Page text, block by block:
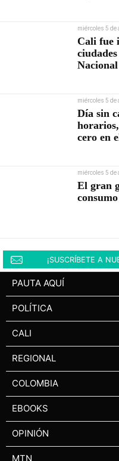
miércoles 5 de
Cali fue
miércoles 5 de
Día sin
cero en
miércoles 5 de
El gran
consumo
¡SUSCRÍBETE A
PAUTA AQUÍ
POLÍTICA
CALI
REGIONAL
COLOMBIA
EBOOKS
OPINIÓN
MTN